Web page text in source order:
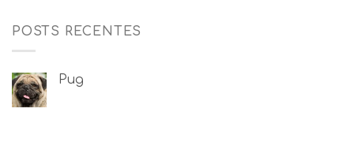
POSTS RECENTES
Pug